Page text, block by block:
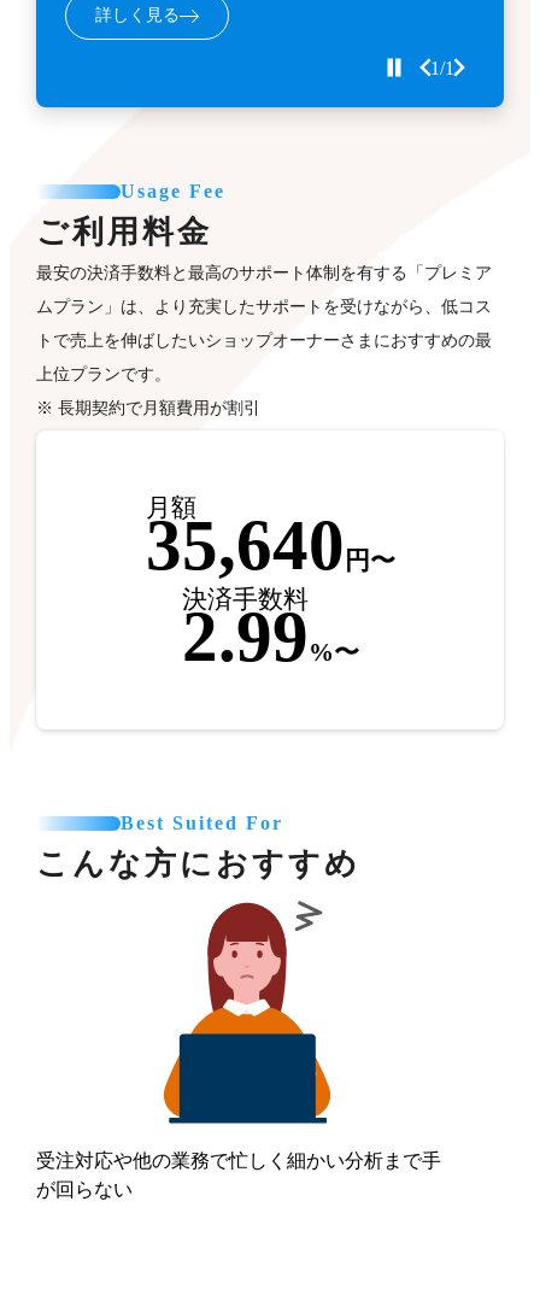
詳しく見る
1/1
Usage Fee
ご利用料金
最安の決済手数料と最高のサポート体制を有する「プレミア
ムプラン」は、より充実したサポートを受けながら、低コス
トで売上を伸ばしたいショップオーナーさまにおすすめの最
上位プランです。
※ 長期契約で月額費用が割引
月額
35,640 円〜
決済手数料
2.99%〜
Best Suited For
こんな方におすすめ
受注対応や他の業務で忙しく細かい分析まで手
が回らない